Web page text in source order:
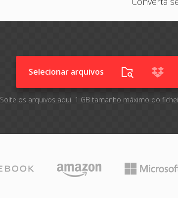
Selecionar arquivos
Solte os arquivos aqui. 1 GB tamanho máximo do